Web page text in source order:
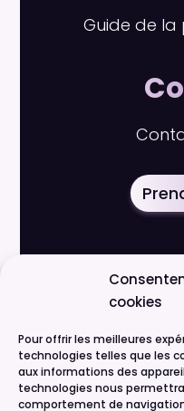
cookies
Pour offrir les meilleures
technologies telles que les
aux informations des
technologies nous
comportement de
Guide de la